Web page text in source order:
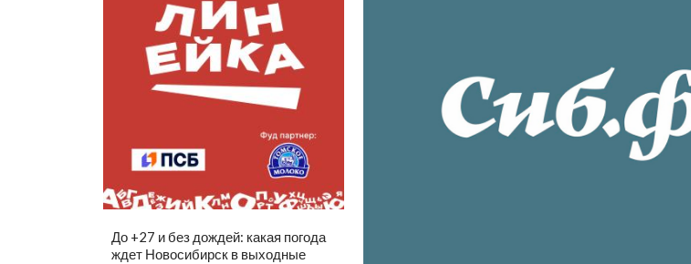
До +27 и без дождей: какая погода
ждет Новосибирск в выходные